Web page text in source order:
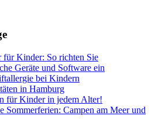
für Kinder: So richten Sie
Geräte und Software ein
bei Kindern
in Hamburg
für Kinder in jedem Alter!
Sommerferien: Campen am Meer und